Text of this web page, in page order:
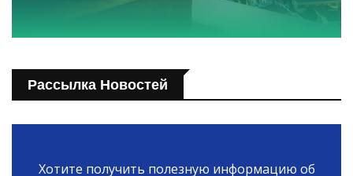
Рассылка Новостей
Хотите получить полезную информацию об